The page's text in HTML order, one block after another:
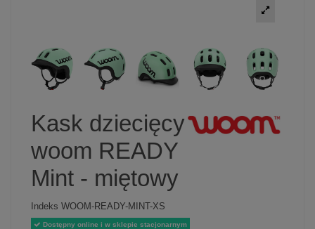
Kask dziecięcy
woom READY
Mint - miętowy
Indeks WOOM-READY-MINT-XS
Dostępny online i w sklepie stacjonarnym